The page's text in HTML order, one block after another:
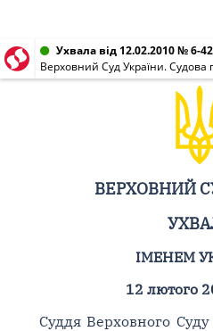
Ухвала від 12.02.2010 № 6-
Верховний Суд України. Судова
ВЕРХОВНИЙ
ІМЕНЕМ
12 лютого
Суддя Верховного